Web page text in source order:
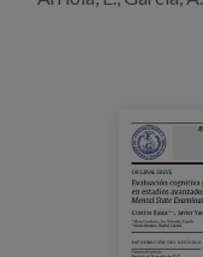
Salaketa-kanala